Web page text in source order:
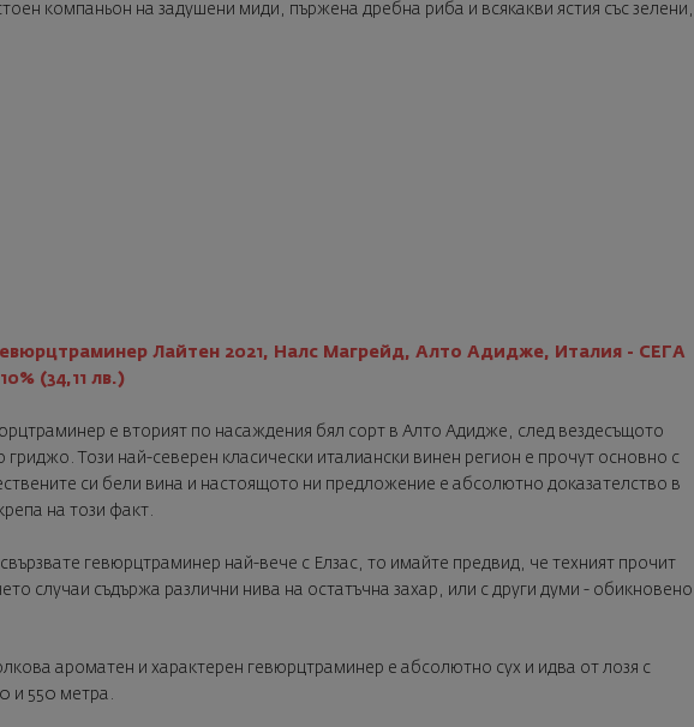
компаньон на задушени миди, пържена дребна риба и всякакви ястия със зелени,
Лайтен 2021, Налс Магрейд, Алто Адидже, Италия - СЕГА
(34,11 лв.)
е вторият по насаждения бял сорт в Алто Адидже, след вездесъщото
гриджо. Този най-северен класически италиански винен регион е прочут основно с
си бели вина и настоящото ни предложение е абсолютно доказателство в
на този факт.
гевюрцтраминер най-вече с Елзас, то имайте предвид, че техният прочит
случаи съдържа различни нива на остатъчна захар, или с други думи - обикновено
ароматен и характерен гевюрцтраминер е абсолютно сух и идва от лозя с
и 550 метра.